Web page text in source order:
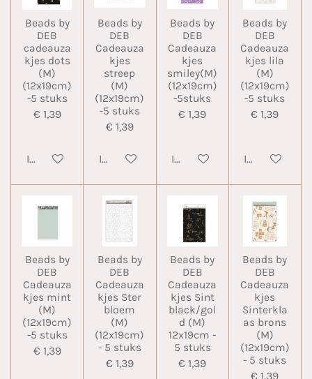
Beads by
DEB
cadeauza
kjes dots
(M)
(12x19cm)
-5 stuks
€ 1,39
In winkelwagen
Beads by
DEB
Cadeauza
kjes
streep
(M)
(12x19cm)
-5 stuks
€ 1,39
In winkelwagen
Beads by
DEB
Cadeauza
kjes
smiley(M)
(12x19cm)
-5stuks
€ 1,39
In winkelwagen
Beads by
DEB
Cadeauza
kjes lila
(M)
(12x19cm)
-5 stuks
€ 1,39
In
Beads by
DEB
Cadeauza
kjes mint
(M)
(12x19cm)
-5 stuks
€ 1,39
Beads by
DEB
Cadeauza
kjes Ster
bloem
(M)
(12x19cm)
- 5 stuks
€ 1,39
Beads by
DEB
Cadeauza
kjes Sint
black/gol
d (M)
12x19cm -
5 stuks
€ 1,39
Beads by
DEB
Cadeauza
kjes
Sinterkla
as brons
(M)
(12x19cm)
- 5 stuks
€ 1,39